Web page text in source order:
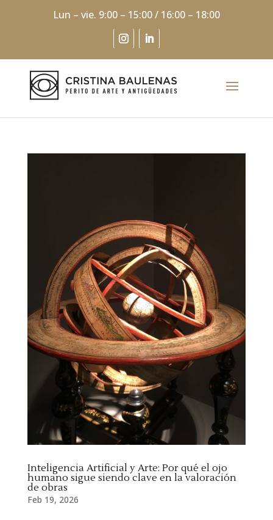
Lun – vie. 9:00 – 15:00 / 16:00 – 18:00
Inteligencia Artificial y Arte: Por qué el ojo
humano sigue siendo clave en la valoración
de obras
Feb 19, 2026